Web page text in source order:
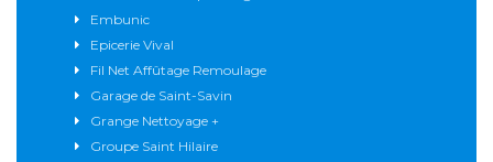
Embunic
Epicerie Vival
Fil Net Affûtage Remoulage
Garage de Saint-Savin
Grange Nettoyage +
Groupe Saint Hilaire